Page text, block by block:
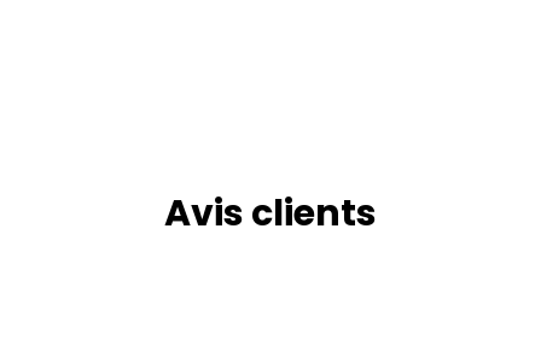
Avis clients